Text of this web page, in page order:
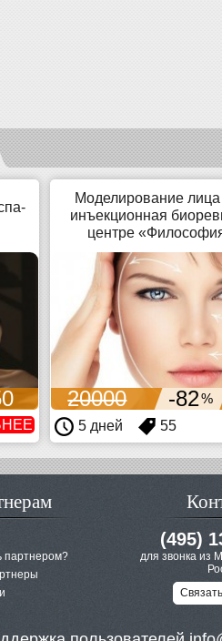
Моделирование
инъекционная
центре
20000 -82%
5 дней 55
партнером?
(495)
для звонка из